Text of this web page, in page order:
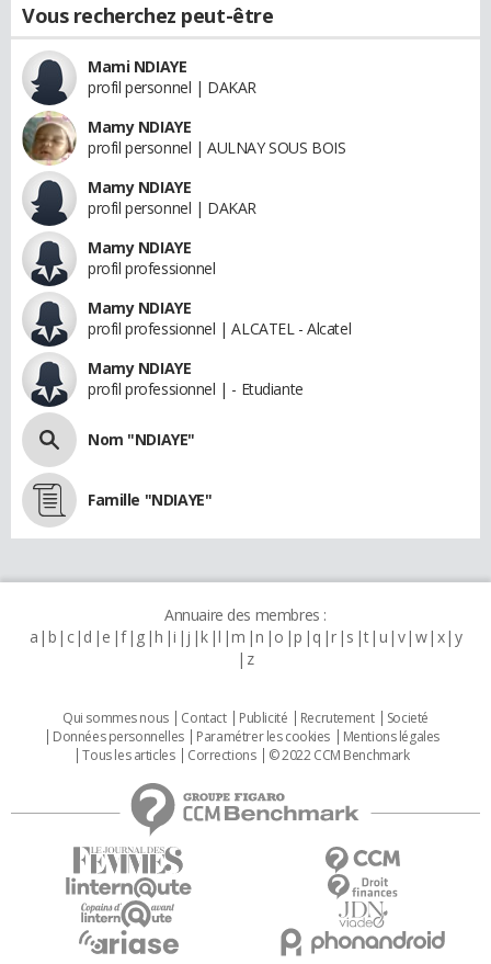
Vous recherchez peut-être
Mami NDIAYE
profil personnel | DAKAR
Mamy NDIAYE
profil personnel | AULNAY SOUS BOIS
Mamy NDIAYE
profil personnel | DAKAR
Mamy NDIAYE
profil professionnel
Mamy NDIAYE
profil professionnel | ALCATEL - Alcatel
Mamy NDIAYE
profil professionnel | - Etudiante
Nom "NDIAYE"
Famille "NDIAYE"
Annuaire des membres :
a b c d e f g h i j k l m n o p q r s t u v w x y
z
Qui sommes nous Contact Publicité Recrutement
Societé
Données personnelles
Paramétrer les cookies
Mentions légales
Tous les articles
Corrections © 2022 CCM Benchmark